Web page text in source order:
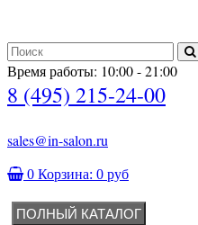
Время работы: 10:00 - 21:00
8 (495) 215-24-00
sales@in-salon.ru
0 Корзина: 0 руб
ПОЛНЫЙ КАТАЛОГ